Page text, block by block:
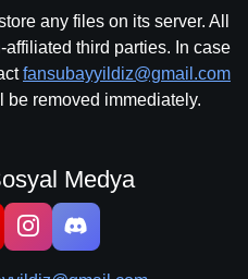
any files on its server. All
third parties. In case
fansubayyildiz@gmail.com
removed immediately.
Medya